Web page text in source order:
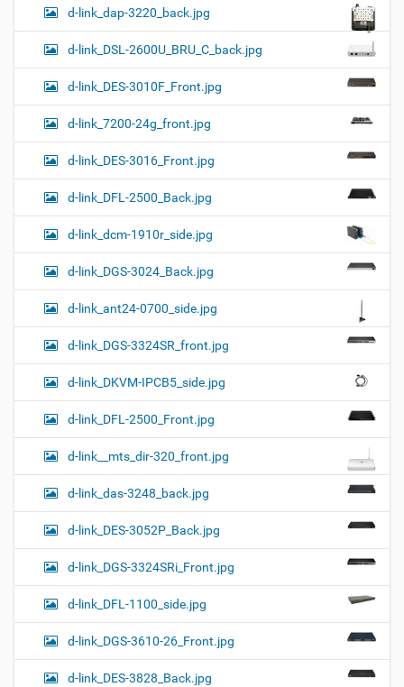
d-link_dap-3220_back.jpg
d-link_DSL-2600U_BRU_C_back.jpg
d-link_DES-3010F_Front.jpg
d-link_7200-24g_front.jpg
d-link_DES-3016_Front.jpg
d-link_DFL-2500_Back.jpg
d-link_dcm-1910r_side.jpg
d-link_DGS-3024_Back.jpg
d-link_ant24-0700_side.jpg
d-link_DGS-3324SR_front.jpg
d-link_DKVM-IPCB5_side.jpg
d-link_DFL-2500_Front.jpg
d-link__mts_dir-320_front.jpg
d-link_das-3248_back.jpg
d-link_DES-3052P_Back.jpg
d-link_DGS-3324SRi_Front.jpg
d-link_DFL-1100_side.jpg
d-link_DGS-3610-26_Front.jpg
d-link_DES-3828_Back.jpg